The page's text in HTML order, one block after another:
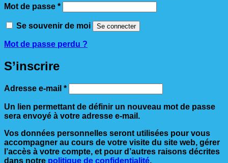
Mot de passe *Obligatoire
Se souvenir de moi Se connecter
Mot de passe perdu ?
S’inscrire
Adresse e-mail *Obligatoire
Un lien permettant de définir un nouveau mot de passe
sera envoyé à votre adresse e-mail.
Vos données personnelles seront utilisées pour vous
accompagner au cours de votre visite du site web, gérer
l’accès à votre compte, et pour d’autres raisons décrites
dans notre politique de confidentialité.